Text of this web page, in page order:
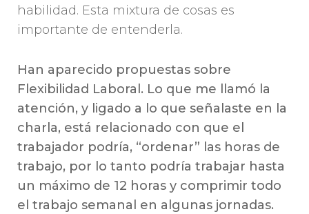
habilidad. Esta mixtura de cosas es
importante de entenderla.
Han aparecido propuestas sobre
Flexibilidad Laboral. Lo que me llamó la
atención, y ligado a lo que señalaste en la
charla, está relacionado con que el
trabajador podría, “ordenar” las horas de
trabajo, por lo tanto podría trabajar hasta
un máximo de 12 horas y comprimir todo
el trabajo semanal en algunas jornadas.